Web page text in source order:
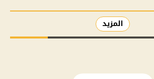
المزيد